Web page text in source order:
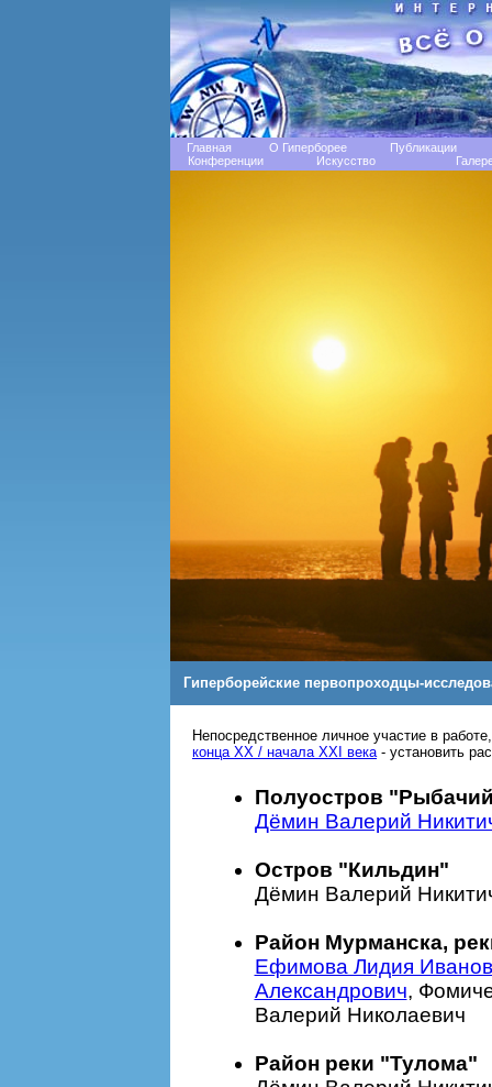
Главная О Гиперборее
Публикации
Конференции
Искусство
Гиперборейские первопроходцы-
Непосредственное личное участие в
конца XX / начала XXI века- установить
Полуостров
Дёмин Валерий
Остров "Кильдин"
Дёмин Валерий
Район Мурманска,
Ефимова Лидия
Александрович,
Валерий Николаевич
Район реки "Тулома"